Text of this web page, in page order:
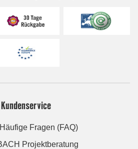
Kundenservice
Fragen (FAQ)
Projektberatung